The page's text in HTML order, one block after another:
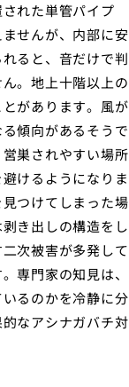
れた単管パイプ
せんが、内部に安
ると、音だけで判
。地上十階以上の
があります。風が
傾向があるそうで
巣されやすい場所
けるようになりま
つけてしまった場
き出しの構造をし
次被害が多発して
専門家の知見は、
るのかを冷静に分
なアシナガバチ対